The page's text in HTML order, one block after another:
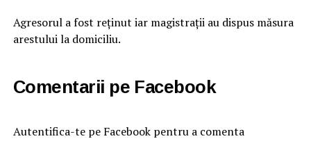
Agresorul a fost reținut iar magistrații au dispus măsura
arestului la domiciliu.
Comentarii pe Facebook
Autentifica-te pe Facebook pentru a comenta